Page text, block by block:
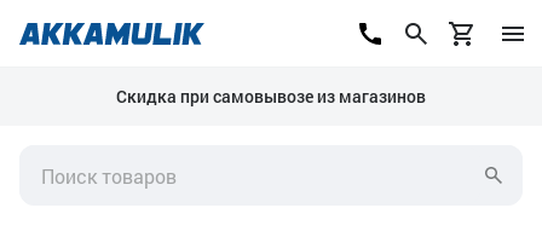
Скидка при самовывозе из магазинов